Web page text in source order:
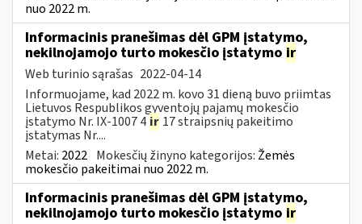
nuo 2022 m.
Informacinis pranešimas dėl GPM įstatymo,
nekilnojamojo turto mokesčio įstatymo ir
Web turinio sąrašas 2022-04-14
Informuojame, kad 2022 m. kovo 31 dieną buvo priimtas
Lietuvos Respublikos gyventojų pajamų mokesčio
įstatymo Nr. IX-1007 4 ir 17 straipsnių pakeitimo
įstatymas Nr....
Metai: 2022 Mokesčių žinyno kategorijos: Žemės
mokesčio pakeitimai nuo 2022 m.
Informacinis pranešimas dėl GPM įstatymo,
nekilnojamojo turto mokesčio įstatymo ir